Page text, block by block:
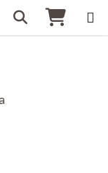
Hľadať